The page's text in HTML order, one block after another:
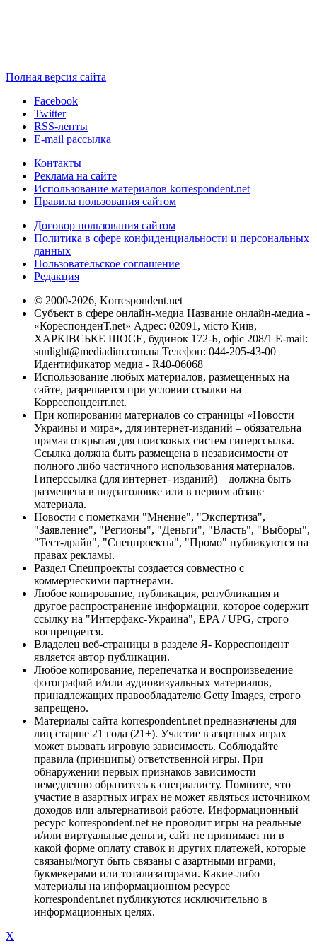
Полная версия сайта
Facebook
Twitter
RSS-ленты
E-mail рассылка
Контакты
Реклама на сайте
Использование материалов korrespondent.net
Правила пользования сайтом
Договор пользования сайтом
Политика в сфере конфиденциальности и персональных
данных
Пользовательское соглашение
Редакция
© 2000-2026, Korrespondent.net
Субъект в сфере онлайн-медиа Название онлайн-медиа -
«КореспонденТ.net» Адрес: 02091, місто Київ,
ХАРКІВСЬКЕ ШОСЕ, будинок 172-Б, офіс 208/1 E-mail:
sunlight@mediadim.com.ua Телефон: 044-205-43-00
Идентификатор медиа - R40-06068
Использование любых материалов, размещённых на
сайте, разрешается при условии ссылки на
Корреспондент.net.
При копировании материалов со страницы «Новости
Украины и мира», для интернет-изданий – обязательна
прямая открытая для поисковых систем гиперссылка.
Ссылка должна быть размещена в независимости от
полного либо частичного использования материалов.
Гиперссылка (для интернет- изданий) – должна быть
размещена в подзаголовке или в первом абзаце
материала.
Новости с пометками "Мнение", "Экспертиза",
"Заявление", "Регионы", "Деньги", "Власть", "Выборы",
"Тест-драйв", "Спецпроекты", "Промо" публикуются на
правах рекламы.
Раздел Спецпроекты создается совместно с
коммерческими партнерами.
Любое копирование, публикация, републикация и
другое распространение информации, которое содержит
ссылку на "Интерфакс-Украина", EPA / UPG, строго
воспрещается.
Владелец веб-страницы в разделе Я- Корреспондент
является автор публикации.
Любое копирование, перепечатка и воспроизведение
фотографий и/или аудиовизуальных материалов,
принадлежащих правообладателю Getty Images, строго
запрещено.
Материалы сайта korrespondent.net предназначены для
лиц старше 21 года (21+). Участие в азартных играх
может вызвать игровую зависимость. Соблюдайте
правила (принципы) ответственной игры. При
обнаружении первых признаков зависимости
немедленно обратитесь к специалисту. Помните, что
участие в азартных играх не может являться источником
доходов или альтернативой работе. Информационный
ресурс korrespondent.net не проводит игры на реальные
и/или виртуальные деньги, сайт не принимает ни в
какой форме оплату ставок и других платежей, которые
связаны/могут быть связаны с азартными играми,
букмекерами или тотализаторами. Какие-либо
материалы на информационном ресурсе
korrespondent.net публикуются исключительно в
информационных целях.
X